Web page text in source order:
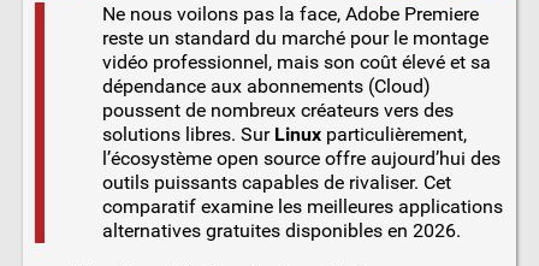
Ne nous voilons pas la face, Adobe Premiere
reste un standard du marché pour le montage
vidéo professionnel, mais son coût élevé et sa
dépendance aux abonnements (Cloud)
poussent de nombreux créateurs vers des
solutions libres. Sur Linuxparticulièrement,
l’écosystème open source offre aujourd’hui des
outils puissants capables de rivaliser. Cet
comparatif examine les meilleures applications
alternatives gratuites disponibles en 2026.